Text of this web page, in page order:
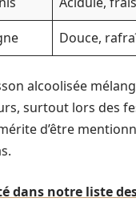
Douce,
alcoolisée
surtout lors des
d’être
dans notre liste